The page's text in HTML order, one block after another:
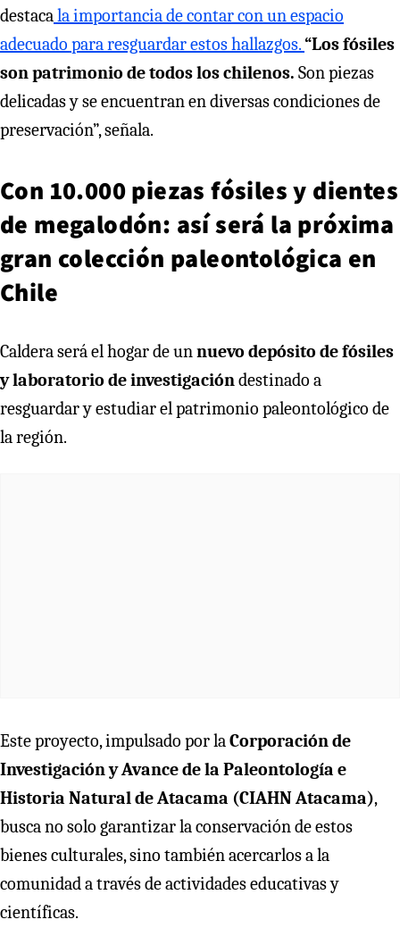
destacala importancia de contar con un espacio
adecuado para resguardar estos hallazgos.“Los fósiles
son patrimonio de todos los chilenos. Son piezas
delicadas y se encuentran en diversas condiciones de
preservación”, señala.
Con 10.000 piezas fósiles y dientes
de megalodón: así será la próxima
gran colección paleontológica en
Chile
Caldera será el hogar de unnuevo depósito de fósiles
y laboratorio de investigacióndestinado a
resguardar y estudiar el patrimonio paleontológico de
la región.
Este proyecto, impulsado por laCorporación de
Investigación y Avance de la Paleontología e
Historia Natural de Atacama (CIAHN Atacama),
busca no solo garantizar la conservación de estos
bienes culturales, sino también acercarlos a la
comunidad a través de actividades educativas y
científicas.